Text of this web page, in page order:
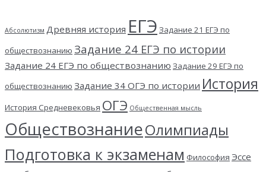
Абсолютизм Древняя история ЕГЭ Задание 21 ЕГЭ по
обществознанию Задание 24 ЕГЭ по истории
Задание 24 ЕГЭ по обществознанию Задание 29 ЕГЭ по
обществознанию Задание 34 ОГЭ по истории История
История Средневековья ОГЭ Общественная мысль
ОбществознаниеОлимпиады
Подготовка к экзаменам Философия Эссе